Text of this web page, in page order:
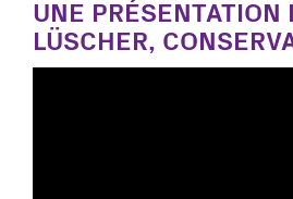
UNE PRÉSENTATION
LÜSCHER,